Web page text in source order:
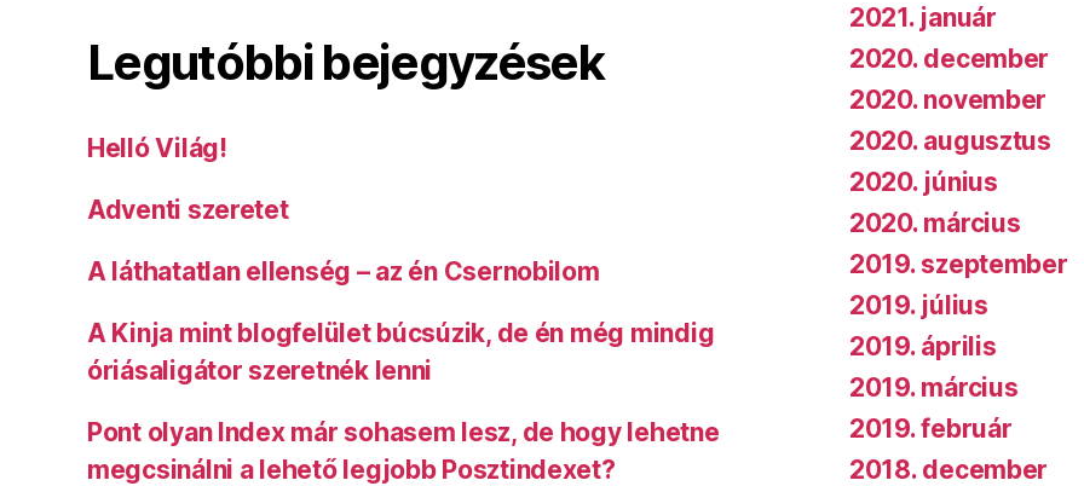
Legutóbbi bejegyzések
Helló Világ!
Adventi szeretet
A láthatatlan ellenség – az én Csernobilom
A Kinja mint blogfelület búcsúzik, de én még mindig
óriásaligátor szeretnék lenni
Pont olyan Index már sohasem lesz, de hogy lehetne
megcsinálni a lehető legjobb Posztindexet?
2021. január
2020. december
2020. november
2020. augusztus
2020. június
2020. március
2019. szeptember
2019. július
2019. április
2019. március
2019. február
2018. december